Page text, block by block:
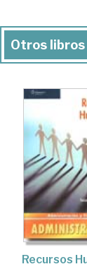
Otros libros
Recursos